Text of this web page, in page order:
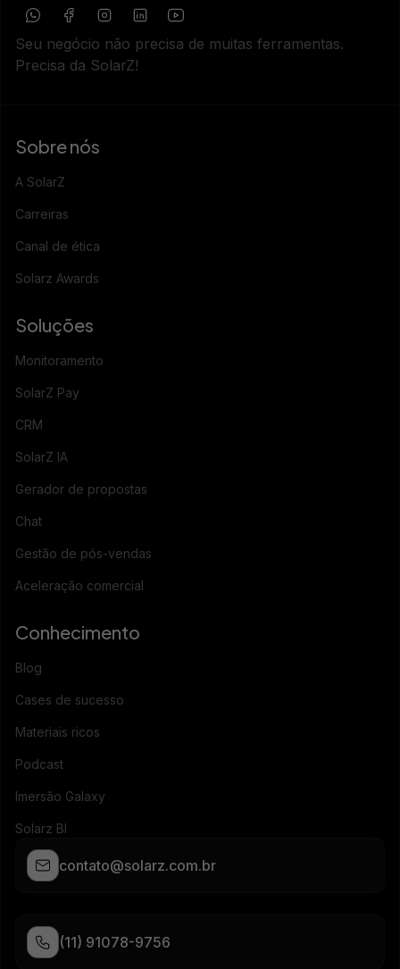
Seu negócio não precisa de muitas ferramentas.
Precisa da SolarZ!
Sobre nós
A SolarZ
Carreiras
Canal de ética
Solarz Awards
Soluções
Monitoramento
SolarZ Pay
CRM
SolarZ IA
Gerador de propostas
Chat
Gestão de pós-vendas
Aceleração comercial
Conhecimento
Blog
Cases de sucesso
Materiais ricos
Podcast
Imersão Galaxy
Solarz BI
contato@solarz.com.br
(11) 91078-9756